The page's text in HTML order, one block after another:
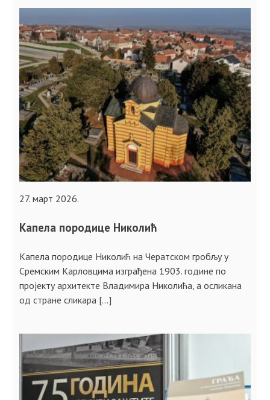
27. март 2026.
Капела породице Николић
Капела породице Николић на Чератском гробљу у
Сремским Карловцима изграђена 1903. године по
пројекту архитекте Владимира Николића, а осликана
од стране сликара […]